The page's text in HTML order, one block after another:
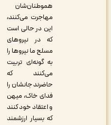
هموطنان‌شان
مهاجرت می‌کنند،
این در حالی است
که در نیروهای
مسلح ما نیروها را
به گونه‌ای تربیت
می‌کنند که
حاضرند جانشان را
فدای خاک، میهن
و اعتقاد خود کنند
که بسیار ارزشمند